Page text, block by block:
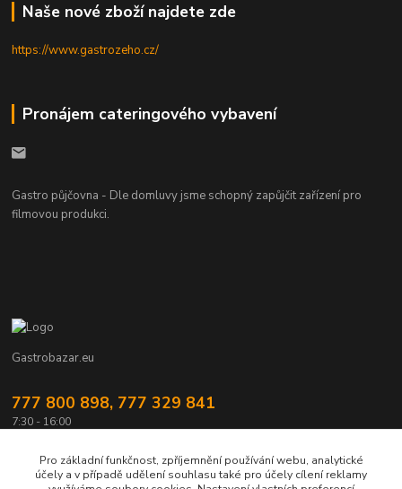
Naše nové zboží najdete zde
https://www.gastrozeho.cz/
Pronájem cateringového vybavení
Gastro půjčovna - Dle domluvy jsme schopný zapůjčit zařízení pro
filmovou produkci.
Gastrobazar.eu
777 800 898, 777 329 841
7:30 - 16:00
gastrozeho@gastrozeho.cz
Pro základní funkčnost, zpříjemnění používání webu, analytické
účely a v případě udělení souhlasu také pro účely cílení reklamy